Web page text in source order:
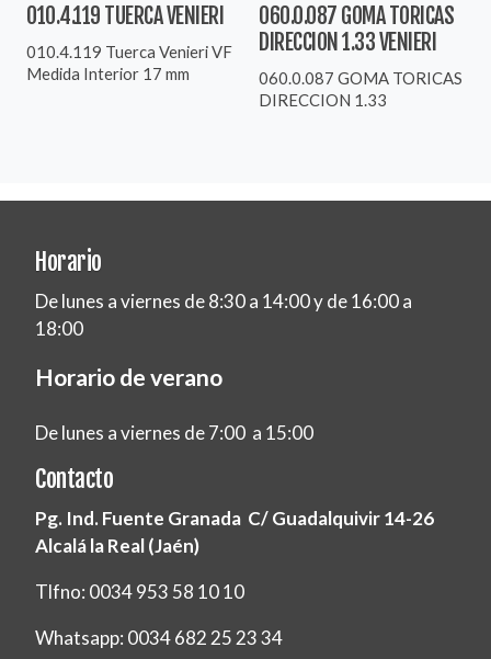
010.4.119 TUERCA VENIERI
010.4.119 Tuerca Venieri VF
Medida Interior 17 mm
060.0.087 GOMA TORICAS
DIRECCION 1.33 VENIERI
060.0.087 GOMA TORICAS
DIRECCION 1.33
Horario
De lunes a viernes de 8:30 a 14:00 y de 16:00 a
18:00
Horario de verano
De lunes a viernes de 7:00 a 15:00
Contacto
Pg. Ind. Fuente Granada C/ Guadalquivir 14-26
Alcalá la Real (Jaén)
Tlfno: 0034 953 58 10 10
Whatsapp: 0034 682 25 23 34